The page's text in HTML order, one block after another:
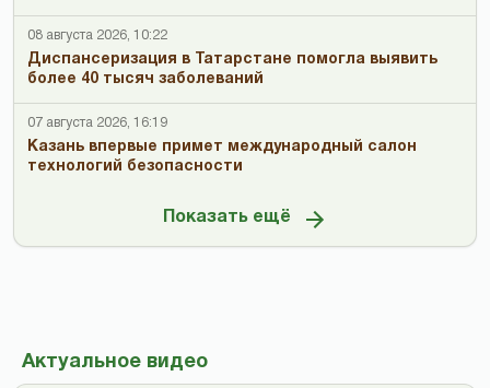
08 августа 2026, 10:22
Диспансеризация в Татарстане помогла выявить
более 40 тысяч заболеваний
07 августа 2026, 16:19
Казань впервые примет международный салон
технологий безопасности
Показать ещё
Актуальное видео